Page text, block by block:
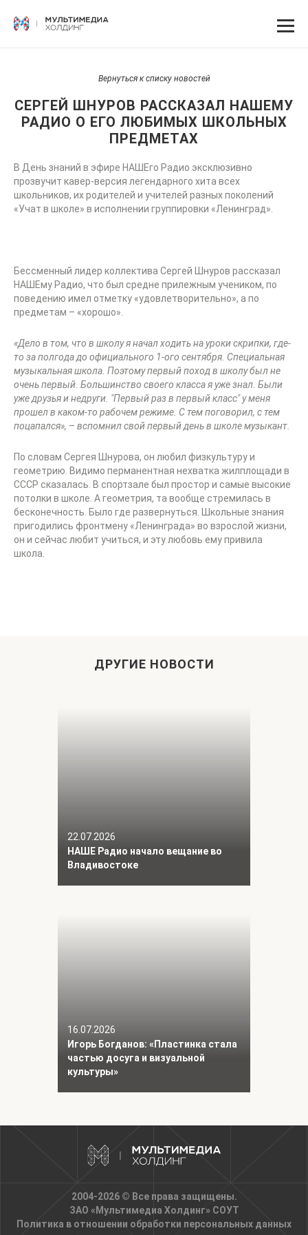
Вернуться к списку новостей
СЕРГЕЙ ШНУРОВ РАССКАЗАЛ НАШЕМУ
РАДИО О ЕГО ЛЮБИМЫХ ШКОЛЬНЫХ
ПРЕДМЕТАХ
В День знаний в эфире НАШЕго Радио эксклюзивно
прозвучит кавер-версия легендарного хита всех
школьников, их родителей и учителей разных поколений
«Учат в школе» в исполнении группировки «Ленинград».
Бессменный лидер коллектива Сергей Шнуров рассказал
НАШЕму Радио, что был средне прилежным учеником, по
поведению имел отметку «удовлетворительно», а по
предметам – «хорошо».
«Дело в том, что в школу я начал ходить на уроки скрипки, где-
то за полгода до официального 1-ого сентября. Специальная
музыкальная школа. Поэтому первый поход в школу был не
очень первый. Большинство своего класса я уже знал. Были
уже друзья и недруги. "Первый раз в первый класс" у меня
прошел в каком-то рабочем режиме. С тем поговорил, с тем
поцапался», – вспомнил свой первый день в школе музыкант.
По словам Сергея Шнурова, он любил физкультуру и
геометрию. Видимо перманентная нехватка жилплощади в
СССР сказалась. В спортзале был простор и самые высокие
потолки в школе. А геометрия, та вообще стремилась в
бесконечность. Было где развернуться. Школьные знания
пригодились фронтмену «Ленинграда» во взрослой жизни,
он и сейчас любит учиться, и эту любовь ему привила
школа.
ДРУГИЕ НОВОСТИ
22.07.2026
НАШЕ Радио начало вещание во
Владивостоке
16.07.2026
Игорь Богданов: «Пластинка стала
частью досуга и визуальной
культуры»
2004-2026 © Все права защищены.
ЗАО «Мультимедиа Холдинг» СОУТ
Политика в отношении обработки персональных данных